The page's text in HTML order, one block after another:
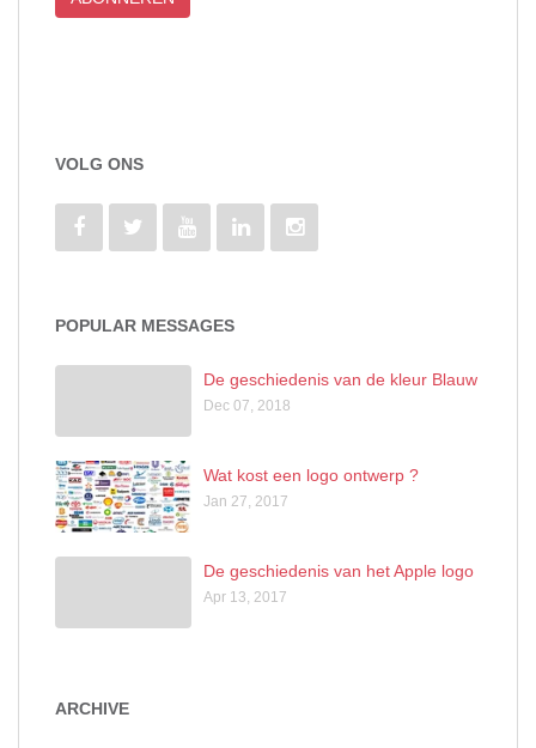
VOLG ONS
POPULAR MESSAGES
De geschiedenis van de kleur Blauw
Dec 07, 2018
Wat kost een logo ontwerp ?
Jan 27, 2017
De geschiedenis van het Apple logo
Apr 13, 2017
ARCHIVE